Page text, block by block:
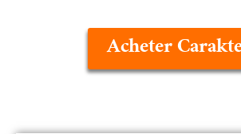
Acheter